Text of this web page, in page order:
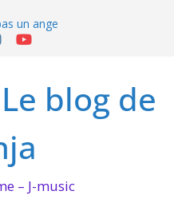
Zeniko Sumiya
un ange
FISH
Le blog de
– J-music